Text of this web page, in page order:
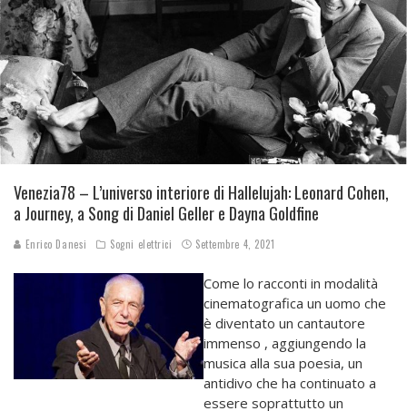
Venezia78 – L’universo interiore di Hallelujah: Leonard Cohen,
a Journey, a Song di Daniel Geller e Dayna Goldfine
Enrico Danesi Sogni elettrici Settembre 4, 2021
Come lo racconti in modalità
cinematografica un uomo che
è diventato un cantautore
immenso , aggiungendo la
musica alla sua poesia, un
antidivo che ha continuato a
essere soprattutto un